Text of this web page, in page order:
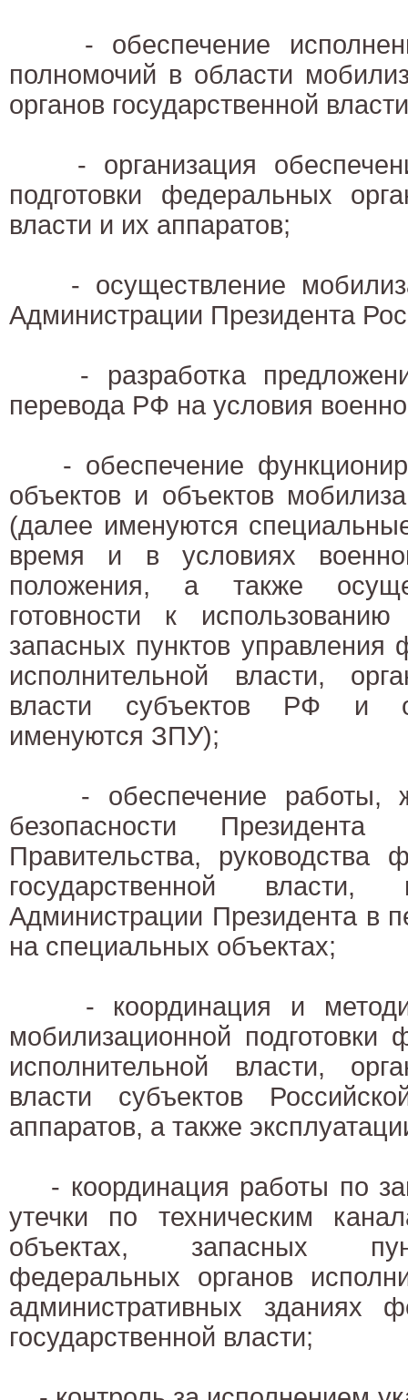
- обеспечение
полномочий в области
органов государственной
- организация
подготовки федеральных
власти и их аппаратов;
- осуществление
Администрации Президента
- разработка
перевода РФ на условия
- обеспечение
объектов и объектов
(далее именуются
время и в условиях
положения, а также
готовности к
запасных пунктов управления
исполнительной власти,
власти субъектов РФ и
именуются ЗПУ);
- обеспечение работы,
безопасности
Правительства, руководства
государственной
Администрации Президента в
на специальных объектах;
- координация и
мобилизационной подготовки
исполнительной власти,
власти субъектов
аппаратов, а также
- координация работы по
утечки по техническим
объектах, запасных
федеральных органов
административных зданиях
государственной власти;